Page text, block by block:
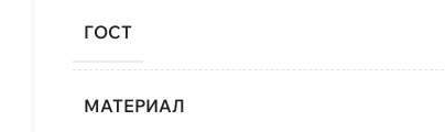
ГОСТ
МАТЕРИАЛ